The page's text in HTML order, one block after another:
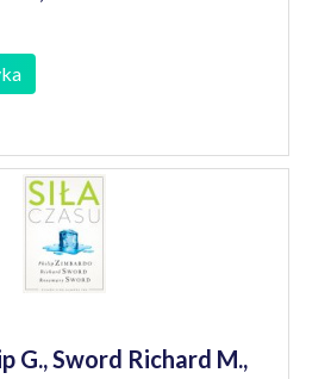
G., Sword Richard M.,